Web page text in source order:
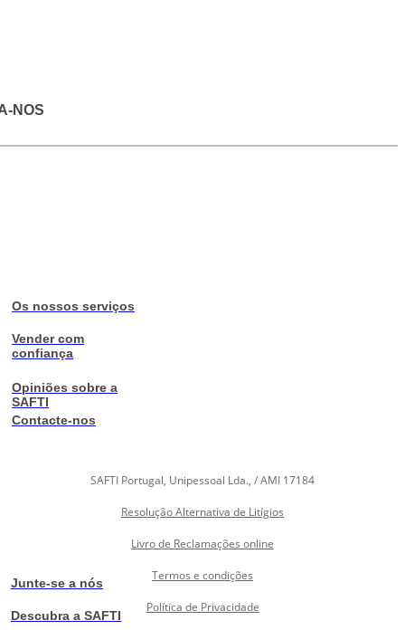
NOS
Os nossos serviços
Vender com
confiança
Opiniões sobre a
SAFTI
Contacte-nos
Junte-se a nós
Descubra a SAFTI
SAFTI Portugal, Unipessoal Lda., / AMI 17184
Resolução Alternativa de Litígios
Livro de Reclamações online
Termos e condições
Política de Privacidade